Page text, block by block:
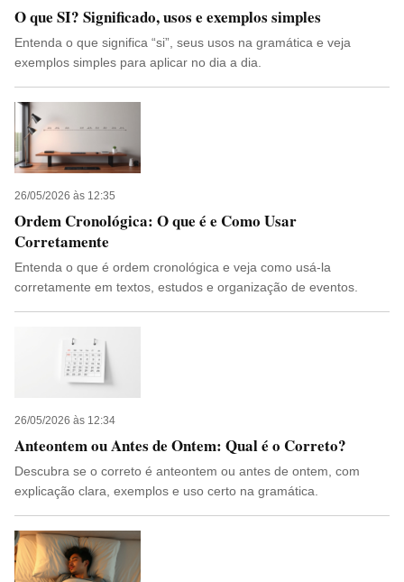
O que SI? Significado, usos e exemplos simples
Entenda o que significa “si”, seus usos na gramática e veja
exemplos simples para aplicar no dia a dia.
26/05/2026 às 12:35
Ordem Cronológica: O que é e Como Usar
Corretamente
Entenda o que é ordem cronológica e veja como usá-la
corretamente em textos, estudos e organização de eventos.
26/05/2026 às 12:34
Anteontem ou Antes de Ontem: Qual é o Correto?
Descubra se o correto é anteontem ou antes de ontem, com
explicação clara, exemplos e uso certo na gramática.